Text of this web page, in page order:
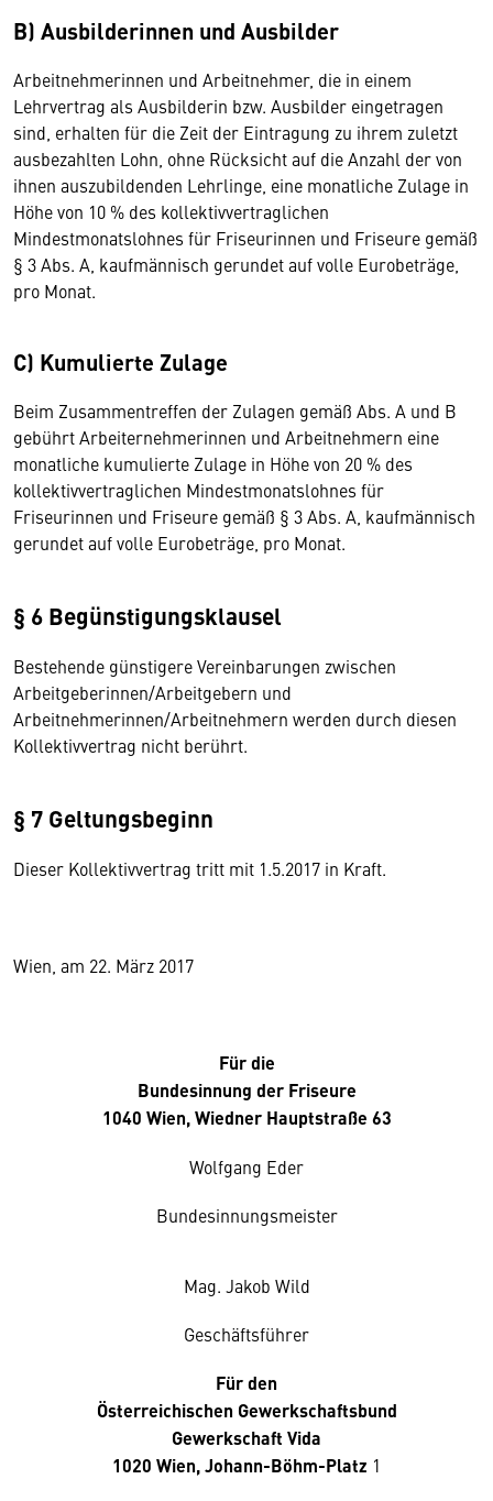
B) Ausbilderinnen und Ausbilder
Arbeitnehmerinnen und Arbeitnehmer, die in einem
Lehrvertrag als Ausbilderin bzw. Ausbilder eingetragen
sind, erhalten für die Zeit der Eintragung zu ihrem zuletzt
ausbezahlten Lohn, ohne Rücksicht auf die Anzahl der von
ihnen auszubildenden Lehrlinge, eine monatliche Zulage in
Höhe von 10 % des kollektivvertraglichen
Mindestmonatslohnes für Friseurinnen und Friseure gemäß
§ 3 Abs. A, kaufmännisch gerundet auf volle Eurobeträge,
pro Monat.
C) Kumulierte Zulage
Beim Zusammentreffen der Zulagen gemäß Abs. A und B
gebührt Arbeiternehmerinnen und Arbeitnehmern eine
monatliche kumulierte Zulage in Höhe von 20 % des
kollektivvertraglichen Mindestmonatslohnes für
Friseurinnen und Friseure gemäß § 3 Abs. A, kaufmännisch
gerundet auf volle Eurobeträge, pro Monat.
§ 6 Begünstigungsklausel
Bestehende günstigere Vereinbarungen zwischen
Arbeitgeberinnen/Arbeitgebern und
Arbeitnehmerinnen/Arbeitnehmern werden durch diesen
Kollektivvertrag nicht berührt.
§ 7 Geltungsbeginn
Dieser Kollektivvertrag tritt mit 1.5.2017 in Kraft.
Wien, am 22. März 2017
Für die
Bundesinnung der Friseure
1040 Wien, Wiedner Hauptstraße 63
Wolfgang Eder
Bundesinnungsmeister
Mag. Jakob Wild
Geschäftsführer
Für den
Österreichischen Gewerkschaftsbund
Gewerkschaft Vida
1020 Wien, Johann-Böhm-Platz 1